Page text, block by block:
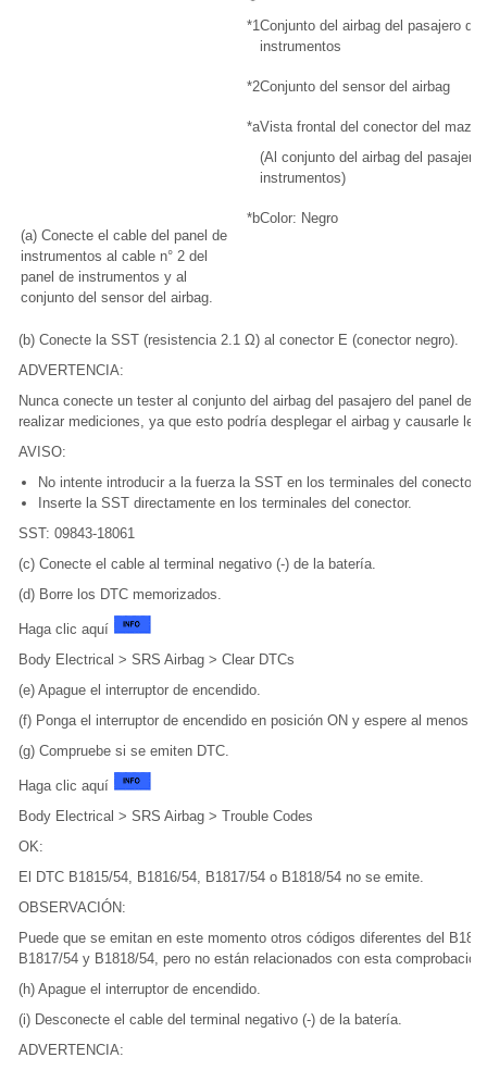
(a) Conecte el cable del panel de
instrumentos al cable n° 2 del
panel de instrumentos y al
conjunto del sensor del airbag.
*1 Conjunto del airbag del pasajero
instrumentos
*2Conjunto del sensor del airbag
*aVista frontal del conector del mazo
(Al conjunto del airbag del pasajero
instrumentos)
*bColor: Negro
(b) Conecte la SST (resistencia 2.1 Ω) al conector E (conector negro).
ADVERTENCIA:
Nunca conecte un tester al conjunto del airbag del pasajero del panel de
realizar mediciones, ya que esto podría desplegar el airbag y causarle
AVISO:
No intente introducir a la fuerza la SST en los terminales del conector
Inserte la SST directamente en los terminales del conector.
SST: 09843-18061
(c) Conecte el cable al terminal negativo (-) de la batería.
(d) Borre los DTC memorizados.
Haga clic aquí
Body Electrical > SRS Airbag > Clear DTCs
(e) Apague el interruptor de encendido.
(f) Ponga el interruptor de encendido en posición ON y espere al menos
(g) Compruebe si se emiten DTC.
Haga clic aquí
Body Electrical > SRS Airbag > Trouble Codes
OK:
El DTC B1815/54, B1816/54, B1817/54 o B1818/54 no se emite.
OBSERVACIÓN:
Puede que se emitan en este momento otros códigos diferentes del
B1817/54 y B1818/54, pero no están relacionados con esta comprobación.
(h) Apague el interruptor de encendido.
(i) Desconecte el cable del terminal negativo (-) de la batería.
ADVERTENCIA: